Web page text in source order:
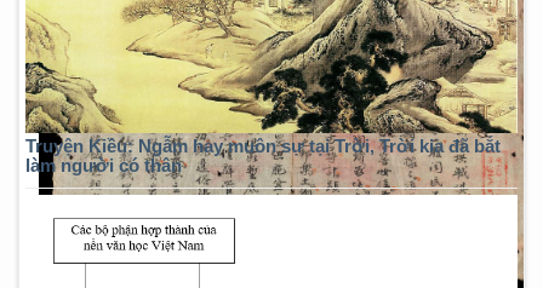
Truyện Kiều: Ngẫm hay muôn sự tại Trời, Trời kia đã bắt
làm người có thân